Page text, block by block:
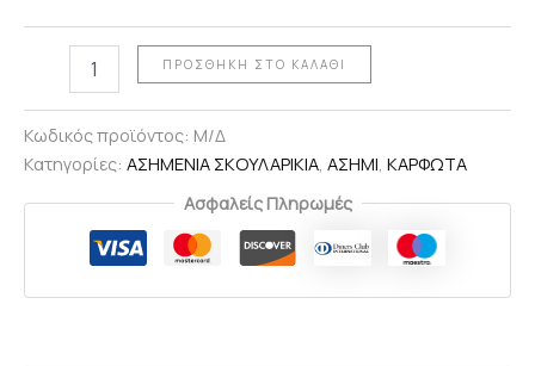
ΠΡΟΣΘΉΚΗ ΣΤΟ ΚΑΛΆΘΙ
Κωδικός προϊόντος: Μ/Δ
Κατηγορίες: ΑΣΗΜΕΝΙΑ ΣΚΟΥΛΑΡΙΚΙΑ ΑΣΗΜΙ ΚΑΡΦΩΤΑ
Ασφαλείς Πληρωμές